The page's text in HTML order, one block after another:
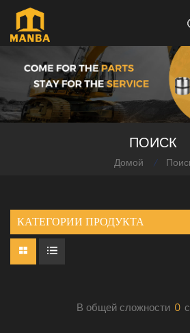
ПОИСК
Домой /
КАТЕГОРИИ ПРОДУКТА
В общей сложности 0